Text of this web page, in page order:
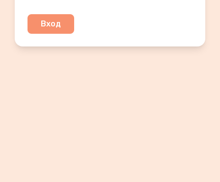
Вход